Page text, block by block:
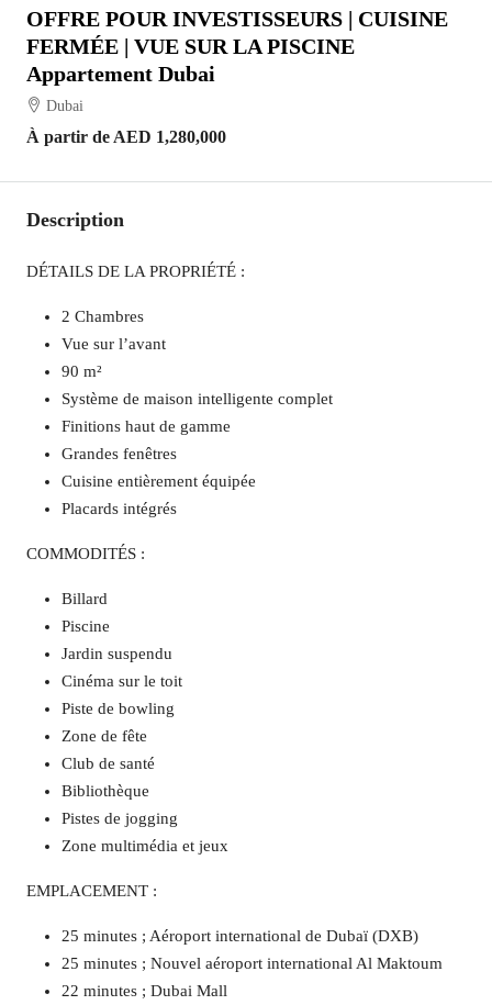
OFFRE POUR INVESTISSEURS | CUISINE
FERMÉE | VUE SUR LA PISCINE
Appartement Dubai
Dubai
À partir de AED 1,280,000
Description
DÉTAILS DE LA PROPRIÉTÉ :
2 Chambres
Vue sur l’avant
90 m²
Système de maison intelligente complet
Finitions haut de gamme
Grandes fenêtres
Cuisine entièrement équipée
Placards intégrés
COMMODITÉS :
Billard
Piscine
Jardin suspendu
Cinéma sur le toit
Piste de bowling
Zone de fête
Club de santé
Bibliothèque
Pistes de jogging
Zone multimédia et jeux
EMPLACEMENT :
25 minutes ; Aéroport international de Dubaï (DXB)
25 minutes ; Nouvel aéroport international Al Maktoum
22 minutes ; Dubai Mall